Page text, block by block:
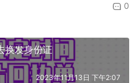
0
换发身份证
2023年11月13日 下午2:07